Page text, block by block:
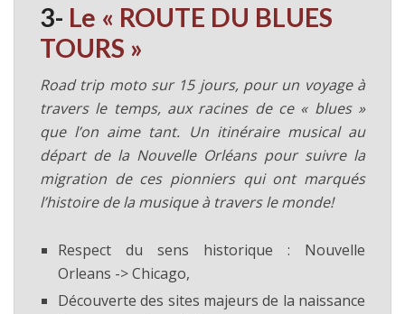
3- Le « ROUTE DU BLUES
TOURS »
Road trip moto sur 15 jours, pour un voyage à
travers le temps, aux racines de ce « blues »
que l’on aime tant. Un itinéraire musical au
départ de la Nouvelle Orléans pour suivre la
migration de ces pionniers qui ont marqués
l’histoire de la musique à travers le monde!
Respect du sens historique : Nouvelle
Orleans -> Chicago,
Découverte des sites majeurs de la naissance